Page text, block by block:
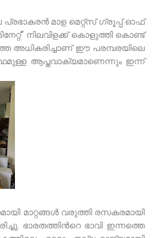
മാള മെറ്റ്സ് ഗ്രൂപ്പ് ഓഫ്
നിലവിളക്ക് കൊളുത്തി കൊണ്ട്
അധികരിച്ചാണ് ഈ പരമ്പരയിലെ
ആപ്തവാക്യമാണെന്നും ഇന്ന്
മാറ്റങ്ങൾ വരുത്തി രസകരമായി
ഭാരതത്തിൻറെ ഭാവി ഇന്നത്തെ